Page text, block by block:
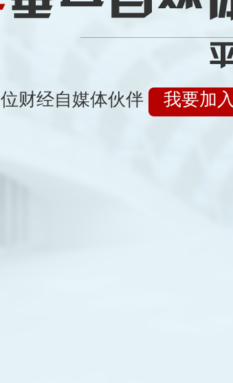
位财经自媒体伙伴 我要加入